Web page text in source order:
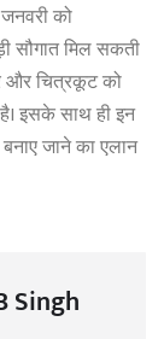
को
सौगात मिल सकती
और चित्रकूट को
इसके साथ ही इन
जाने का एलान
Singh